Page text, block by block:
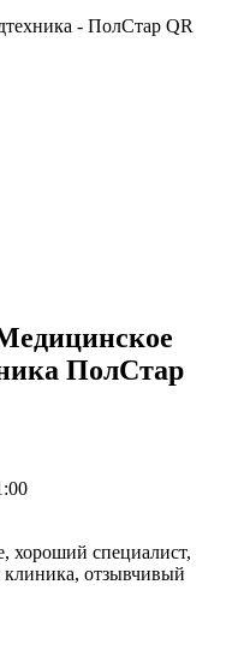
ПолСтар
хороший специалист,
клиника, отзывчивый